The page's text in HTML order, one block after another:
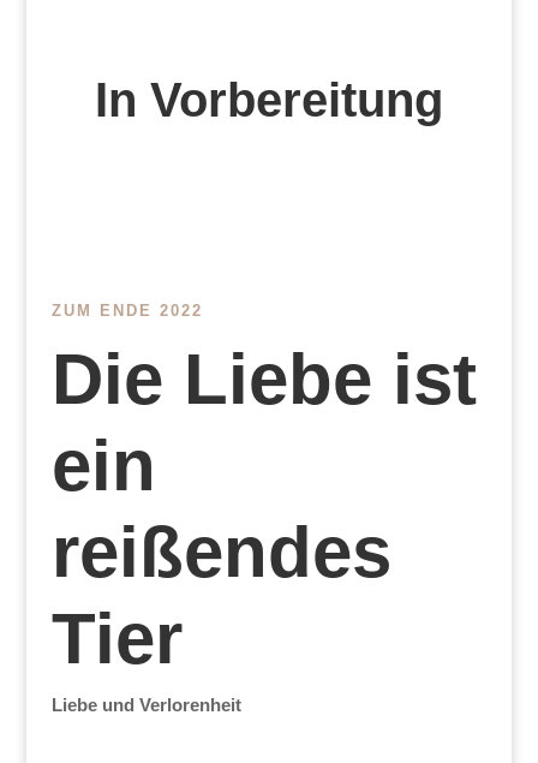
In Vorbereitung
ZUM ENDE 2022
Die Liebe ist
ein
reißendes
Tier
Liebe und Verlorenheit